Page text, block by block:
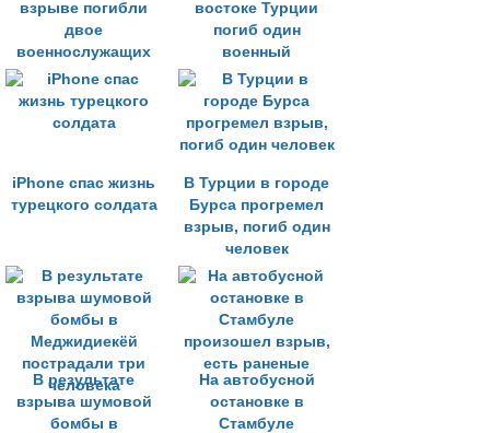
взрыве погибли
двое
военнослужащих
востоке Турции
погиб один
военный
iPhone спас жизнь
турецкого солдата
В Турции в городе
Бурса прогремел
взрыв, погиб один
человек
В результате
взрыва шумовой
бомбы в
На автобусной
остановке в
Стамбуле